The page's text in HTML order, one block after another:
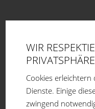
um – auch wenn
WIR
PRIVATSPHÄRE
Cookies
Dienste. Einige
zwingend